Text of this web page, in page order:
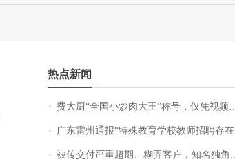
热点新闻
费大厨“全国小炒肉大王”称号，仅凭视频评出？中国烹饪协会回应
广东雷州通报“特殊教育学校教师招聘存在违规行为”：已启动问责程序 副校长被停职
被传交付严重超期、糊弄客户，知名独角兽车企创始人回应：都没证据，将依法采取措施，“本人长期与美国交管局保持沟通，对方表示肯定”